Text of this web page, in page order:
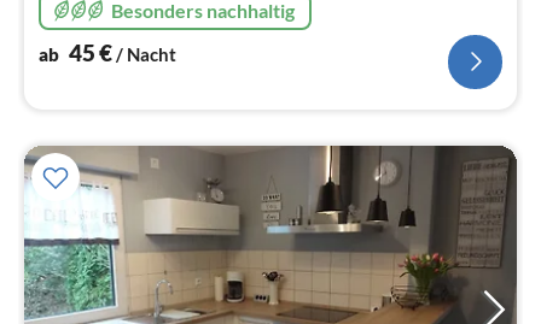
Besonders nachhaltig
ab 45€/ Nacht